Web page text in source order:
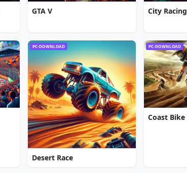
GTA V City Racing
PC-DOWNLOAD
Desert Race
PC-DOWNLOAD
Coast Bike